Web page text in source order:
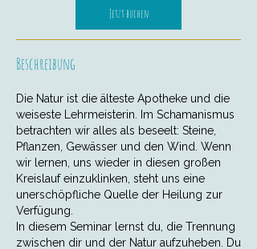
Jetzt buchen
Beschreibung
Die Natur ist die älteste Apotheke und die
weiseste Lehrmeisterin. Im Schamanismus
betrachten wir alles als beseelt: Steine,
Pflanzen, Gewässer und den Wind. Wenn
wir lernen, uns wieder in diesen großen
Kreislauf einzuklinken, steht uns eine
unerschöpfliche Quelle der Heilung zur
Verfügung.
In diesem Seminar lernst du, die Trennung
zwischen dir und der Natur aufzuheben. Du